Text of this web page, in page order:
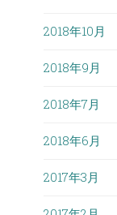
2018年10月
2018年9月
2018年7月
2018年6月
2017年3月